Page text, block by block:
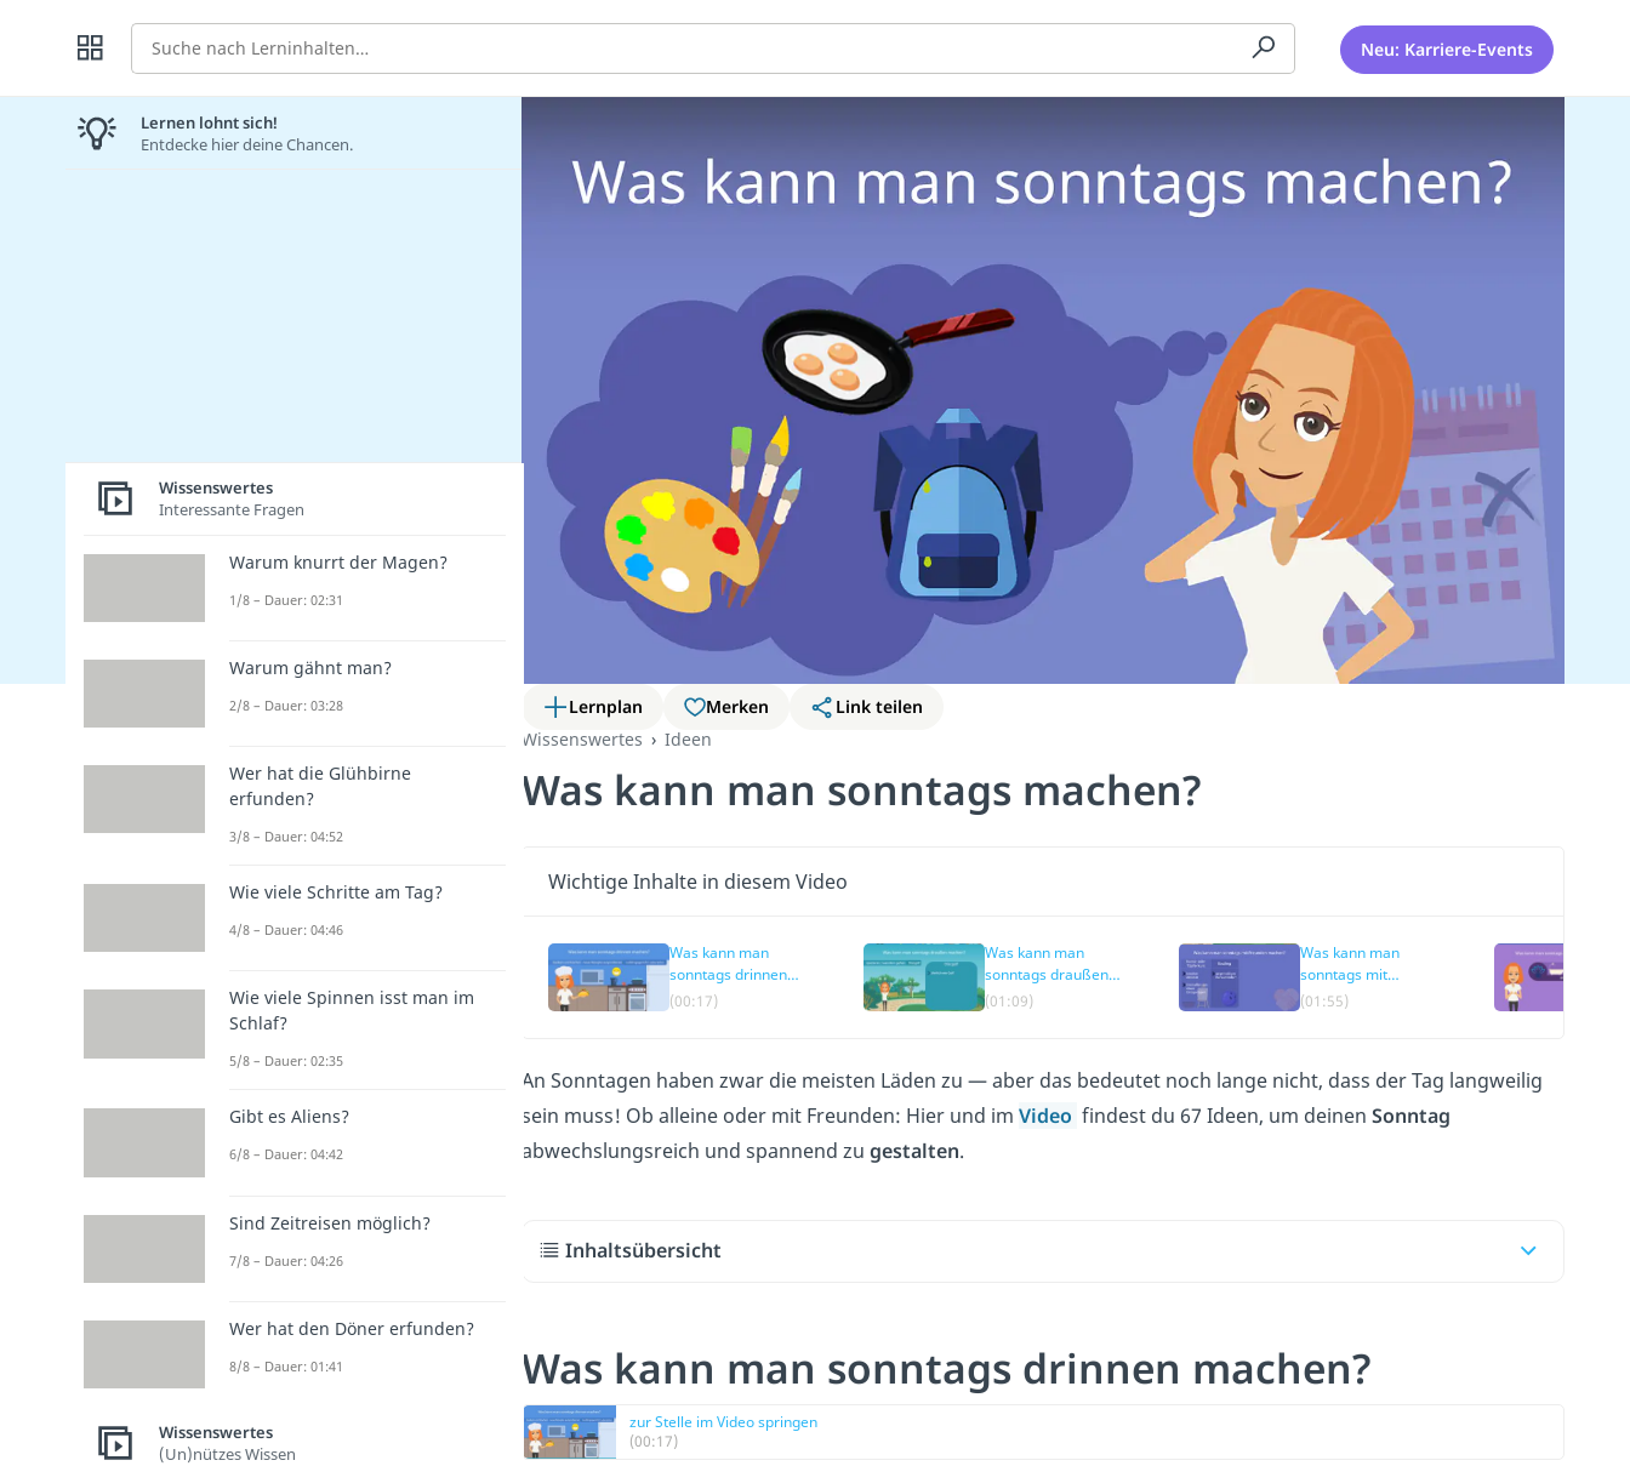
Suche Neu: Karriere-Events
Lernplan Merken
Link teilen
Wissenswertes
Ideen
Was kann man sonntags machen?
Wichtige Inhalte in diesem Video
Was kann man
sonntags drinnen
machen?
(00:17)
Was kann man
sonntags draußen
machen?
(01:09)
Was kann man
sonntags mit
Freunden machen?
(01:55)
An Sonntagen haben zwar die meisten Läden zu — aber das bedeutet noch lange nicht, dass der Tag langweilig
sein muss! Ob alleine oder mit Freunden: Hier und im Video findest du 67 Ideen, um deinen Sonntag
abwechslungsreich und spannend zu gestalten.
Inhaltsübersicht
Was kann man sonntags drinnen machen?
zur Stelle im Video springen
(00:17)
Lernen lohnt sich!
Entdecke hier deine Chancen.
Wissenswertes
Interessante Fragen
Warum knurrt der Magen?
1/8 – Dauer: 02:31
Warum gähnt man?
2/8 – Dauer: 03:28
Wer hat die Glühbirne
erfunden?
3/8 – Dauer: 04:52
Wie viele Schritte am Tag?
4/8 – Dauer: 04:46
Wie viele Spinnen isst man im
Schlaf?
5/8 – Dauer: 02:35
Gibt es Aliens?
6/8 – Dauer: 04:42
Sind Zeitreisen möglich?
7/8 – Dauer: 04:26
Wer hat den Döner erfunden?
8/8 – Dauer: 01:41
Wissenswertes
(Un)nützes Wissen